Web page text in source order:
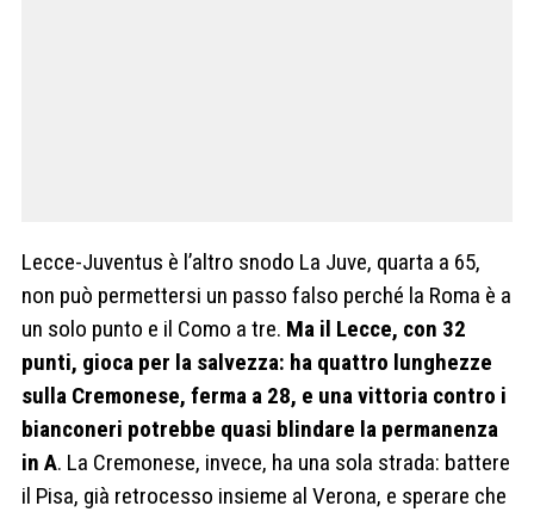
Lecce-Juventus è l’altro snodo La Juve, quarta a 65,
non può permettersi un passo falso perché la Roma è a
un solo punto e il Como a tre. Ma il Lecce, con 32
punti, gioca per la salvezza: ha quattro lunghezze
sulla Cremonese, ferma a 28, e una vittoria contro i
bianconeri potrebbe quasi blindare la permanenza
in A. La Cremonese, invece, ha una sola strada: battere
il Pisa, già retrocesso insieme al Verona, e sperare che